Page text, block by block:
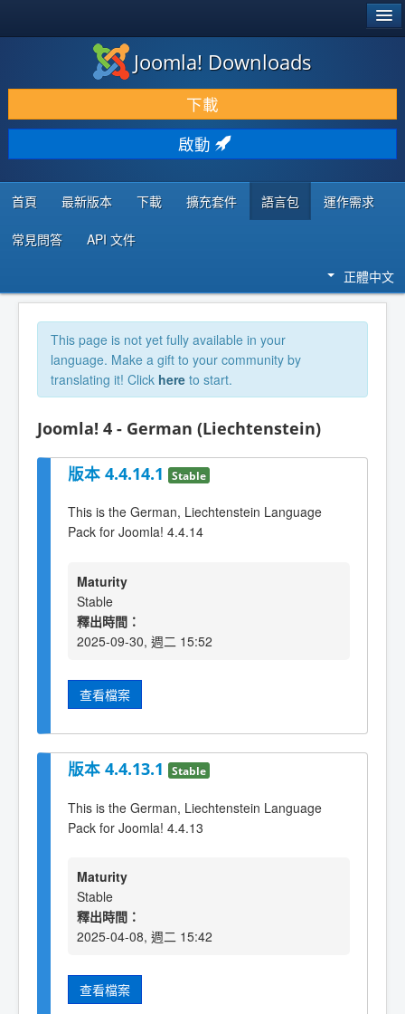
下載 & 擴充
發現 & 學習
社群 & 支援
程式者資源
Joomla! Downloads
下載
啟動
首頁 最新版本 下載 擴充套件 語言包 運作需求
常見問答 API 文件
正體中文
This page is not yet fully available in your
language. Make a gift to your community by
translating it! Click here to start.
Joomla! 4 - German (Liechtenstein)
版本 4.4.14.1 Stable
This is the German, Liechtenstein Language
Pack for Joomla! 4.4.14
Maturity
Stable
釋出時間：
2025-09-30, 週二 15:52
查看檔案
版本 4.4.13.1 Stable
This is the German, Liechtenstein Language
Pack for Joomla! 4.4.13
Maturity
Stable
釋出時間：
2025-04-08, 週二 15:42
查看檔案